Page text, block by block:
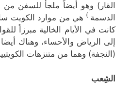
القار) وهو أيضاً ملجأ للسفن من
الدسمة ) هي من موارد الكويت
كانت في الأيام الخالية مبرزاً
إلى الرياض والأحساء، وهناك
(النجفة) وهما من متنزهات
الشِعب